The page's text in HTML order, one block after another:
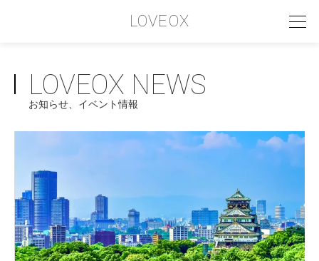
LOVEOX
PHILOSOPHY
フィロソフィー
COMPANY PROFILE
SERVICE
サービス内容
INTERVIEW
LOVEOX NEWS
お知らせ、イベント情報